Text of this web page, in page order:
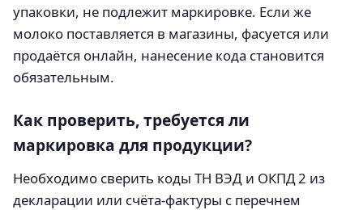
упаковки, не подлежит маркировке. Если же
молоко поставляется в магазины, фасуется или
продаётся онлайн, нанесение кода становится
обязательным.
Как проверить, требуется ли
маркировка для продукции?
Необходимо сверить коды ТН ВЭД и ОКПД 2 из
декларации или счёта‑фактуры с перечнем